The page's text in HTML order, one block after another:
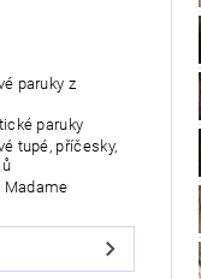
paruky z
paruky
tupé, příčesky,
Madame